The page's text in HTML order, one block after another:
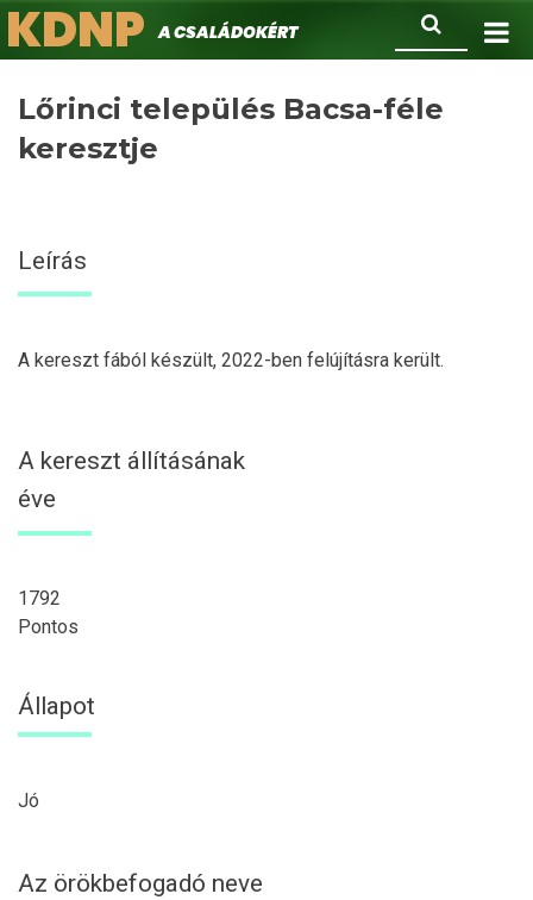
Ugrás
a
Keresés
KDNPA családokért.
Lőrinci település Bacsa-féle
keresztje
Leírás
A kereszt fából készült, 2022-ben felújításra került.
A kereszt állításának
éve
1792
Pontos
Állapot
Jó
Az örökbefogadó neve